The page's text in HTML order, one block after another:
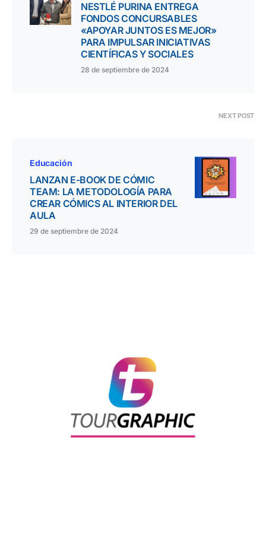
NESTLÉ PURINA ENTREGA
FONDOS CONCURSABLES
«APOYAR JUNTOS ES MEJOR»
PARA IMPULSAR INICIATIVAS
CIENTÍFICAS Y SOCIALES
28 de septiembre de 2024
NEXT POST
Educación
LANZAN E-BOOK DE CÓMIC
TEAM: LA METODOLOGÍA PARA
CREAR CÓMICS AL INTERIOR DEL
AULA
29 de septiembre de 2024